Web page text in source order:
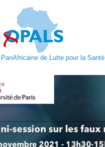
de Lutte pour la Santé